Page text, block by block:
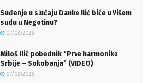
Suđenje u slučaju Danke Ilić biće u Višem
sudu u Negotinu?
07/08/2026
Miloš Ilić pobednik “Prve harmonike
Srbije – Sokobanja” (VIDEO)
07/08/2026